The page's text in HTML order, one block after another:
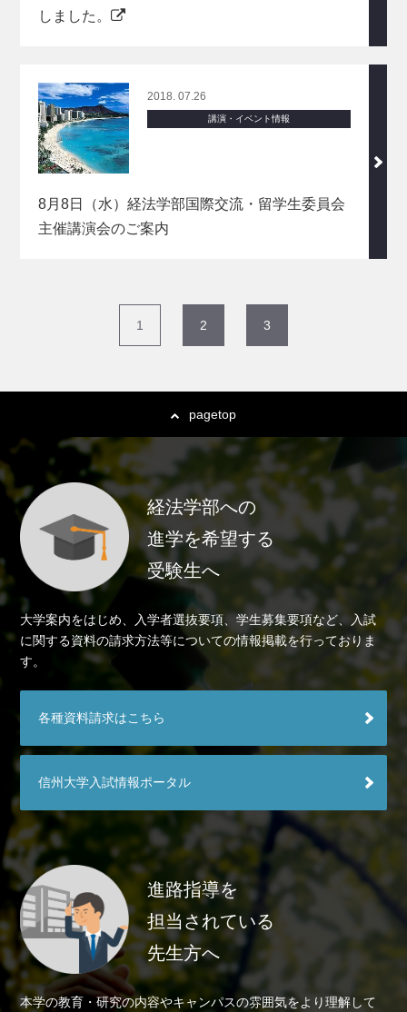
しました。
2018. 07.26
講演・イベント情報
8月8日（水）経法学部国際交流・留学生委員会
主催講演会のご案内
1 2 3
pagetop
経法学部への
進学を希望する
受験生へ
大学案内をはじめ、入学者選抜要項、学生募集要項など、入試
に関する資料の請求方法等についての情報掲載を行っておりま
す。
各種資料請求はこちら
信州大学入試情報ポータル
進路指導を
担当されている
先生方へ
本学の教育・研究の内容やキャンパスの雰囲気をより理解して